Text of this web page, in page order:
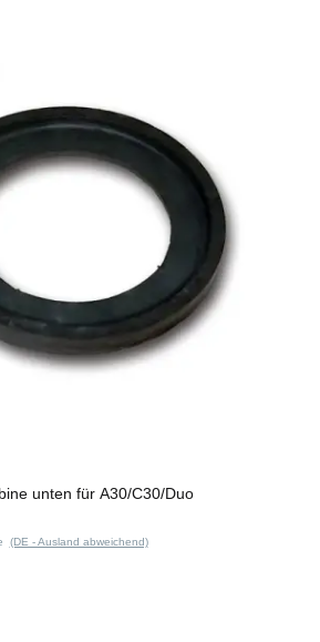
unten für A30/C30/Duo
(DE - Ausland abweichend)